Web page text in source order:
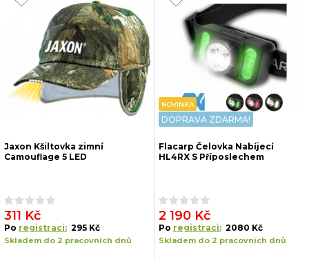
Jaxon Kšiltovka zimní
Camouflage 5 LED
311 Kč
Po registraci: 295 Kč
Skladem do 2 pracovních dnů
NOVINKA
DOPRAVA ZDARMA!
Flacarp Čelovka Nabíjecí
HL4RX S Příposlechem
2 190 Kč
Po registraci: 2080 Kč
Skladem do 2 pracovních dnů